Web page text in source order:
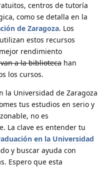
centros de tutoría
como se detalla en la
de Zaragoza. Los
estos recursos
rendimiento
a la biblioteca han
los cursos.
la Universidad de Zaragoza
tus estudios en serio y
no es
La clave es entender tu
en la Universidad
y buscar ayuda con
Espero que esta